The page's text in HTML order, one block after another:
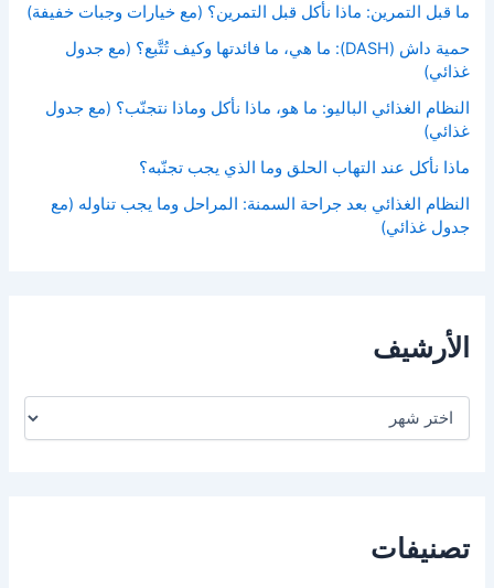
ما قبل التمرين: ماذا نأكل قبل التمرين؟ (مع خيارات وجبات خفيفة)
حمية داش (DASH): ما هي، ما فائدتها وكيف تُتَّبع؟ (مع جدول
غذائي)
النظام الغذائي الباليو: ما هو، ماذا نأكل وماذا نتجنّب؟ (مع جدول
غذائي)
ماذا نأكل عند التهاب الحلق وما الذي يجب تجنّبه؟
النظام الغذائي بعد جراحة السمنة: المراحل وما يجب تناوله (مع
جدول غذائي)
الأرشيف
تصنيفات